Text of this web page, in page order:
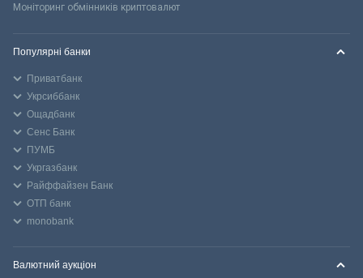
Моніторинг обмінників криптовалют
Популярні банки
Приватбанк
Укрсиббанк
Ощадбанк
Сенс Банк
ПУМБ
Укргазбанк
Райффайзен Банк
ОТП банк
monobank
Валютний аукціон